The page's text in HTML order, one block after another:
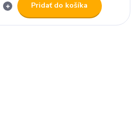
Pridať do košíka